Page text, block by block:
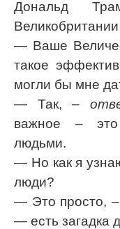
Дональд
— Ваше
такое
могли бы мне
— Так,–
важное –
людьми.
— Но как я
люди?
— Это просто,
— есть загадка